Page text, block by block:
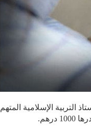
بركان يوم الإثنين 10 يناير 2022، بسجن أستاذ التربية الإسلامية المتهم